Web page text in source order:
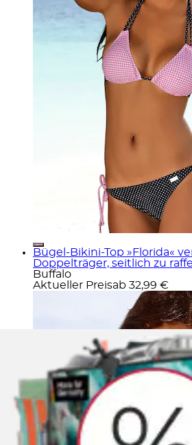
Bügel-Bikini-Top »Florida«
Doppelträger, seitlich zu
Buffalo
Aktueller Preisab 32,99 €